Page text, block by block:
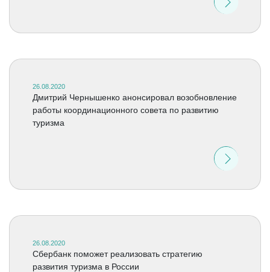
26.08.2020
Дмитрий Чернышенко анонсировал возобновление
работы координационного совета по развитию
туризма
26.08.2020
Сбербанк поможет реализовать стратегию
развития туризма в России